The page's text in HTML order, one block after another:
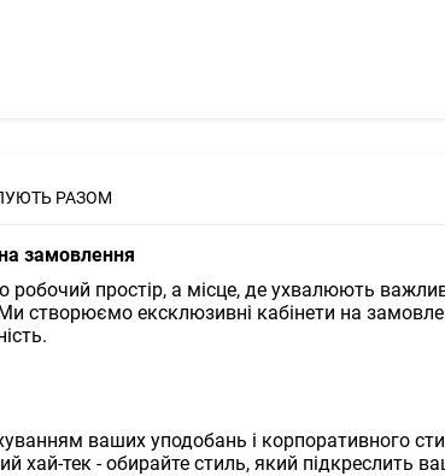
РАЗОМ
замовлення
робочий простір, а місце, де ухвалюють
створюємо ексклюзивні кабінети на
ваших уподобань і корпоративного
хай-тек - обирайте стиль, який підкреслить